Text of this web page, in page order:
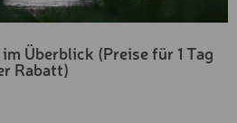
Überblick (Preise für 1 Tag
Rabatt)